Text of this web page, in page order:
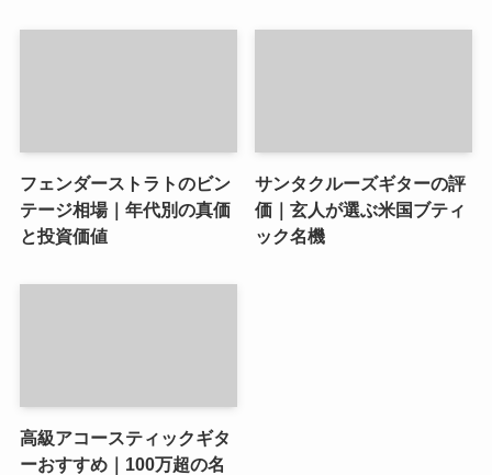
フェンダーストラトのビン
テージ相場｜年代別の真価
と投資価値
サンタクルーズギターの評
価｜玄人が選ぶ米国ブティ
ック名機
高級アコースティックギタ
ーおすすめ｜100万超の名